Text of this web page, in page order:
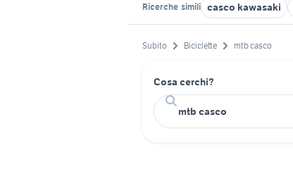
Ricerche simili casco kawasaki
Subito Biciclette mtb casco
Cosa cerchi?